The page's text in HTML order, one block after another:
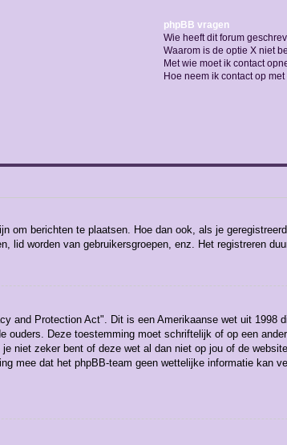
phpBB vragen
Wie heeft dit forum
Waarom is de optie X niet
Met wie moet ik contact
Hoe neem ik contact op
om berichten te plaatsen. Hoe dan ook, als je
lid worden van gebruikersgroepen, enz. Het registreren
and Protection Act". Dit is een Amerikaanse wet uit 1998
ouders. Deze toestemming moet schriftelijk of op een
niet zeker bent of deze wet al dan niet op jou of de
mee dat het phpBB-team geen wettelijke informatie kan